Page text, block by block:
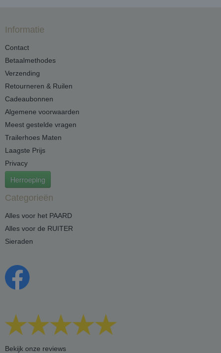
Informatie
Contact
Betaalmethodes
Verzending
Retourneren & Ruilen
Cadeaubonnen
Algemene voorwaarden
Meest gestelde vragen
Trailerhoes Maten
Laagste Prijs
Privacy
Herroeping
Categorieën
Alles voor het PAARD
Alles voor de RUITER
Sieraden
Bekijk onze reviews